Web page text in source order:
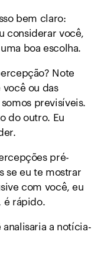
bem claro:
considerar você,
boa escolha.
Note
ou das
previsíveis.
do outro. Eu
pré-
se eu te mostrar
com você, eu
é rápido.
a notícia-